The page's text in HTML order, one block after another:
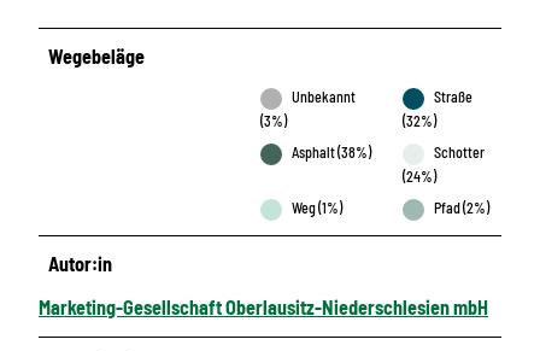
Wegebeläge
Unbekannt
(3%)
Straße
(32%)
Asphalt (38%)
Schotter
(24%)
Weg (1%)
Pfad (2%)
Autor:in
Marketing-Gesellschaft Oberlausitz-Niederschlesien mbH